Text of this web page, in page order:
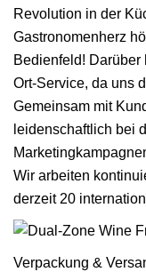
Revolution in der
Gastronomenherz
Bedienfeld!
Ort-Service, da uns
Gemeinsam mit
leidenschaftlich bei
Wir arbeiten
derzeit 20
Verpackung &